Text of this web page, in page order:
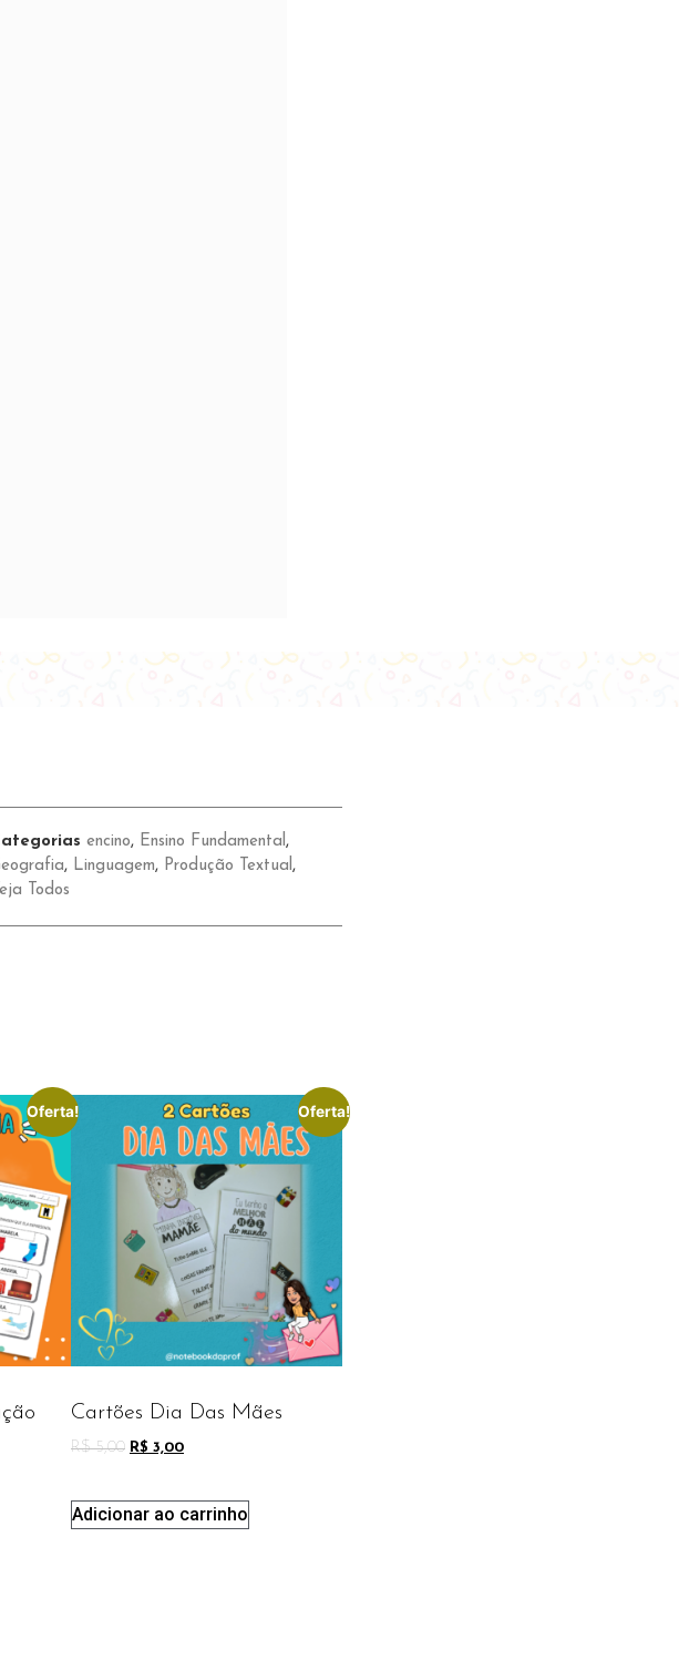
encino, Ensino Fundamental,
, Linguagem, Produção Textual,
Todos
Oferta! Oferta!
Cartões Dia Das Mães
R$5,00 R$ 3,00
Adicionar ao carrinho